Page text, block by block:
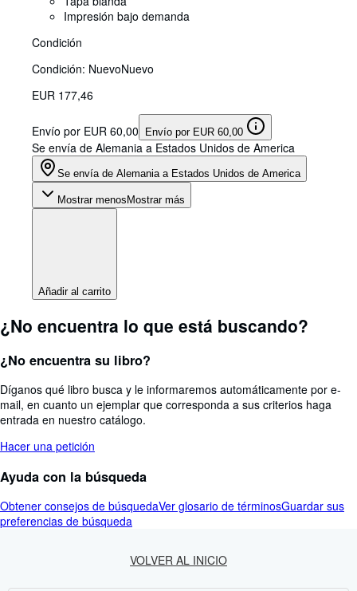
Impresión bajo demanda
Condición
Condición: NuevoNuevo
EUR 177,46
Envío por EUR 60,00 Envío por EUR 60,00
Se envía de Alemania a Estados Unidos de America
Se envía de Alemania a Estados Unidos de America
Mostrar menos Mostrar más
Añadir al carrito
¿No encuentra lo que está buscando?
¿No encuentra su libro?
Díganos qué libro busca y le informaremos automáticamente por e-
mail, en cuanto un ejemplar que corresponda a sus criterios haga
entrada en nuestro catálogo.
Hacer una petición
Ayuda con la búsqueda
Obtener consejos de búsquedaVer glosario de términosGuardar sus
preferencias de búsqueda
VOLVER AL INICIO